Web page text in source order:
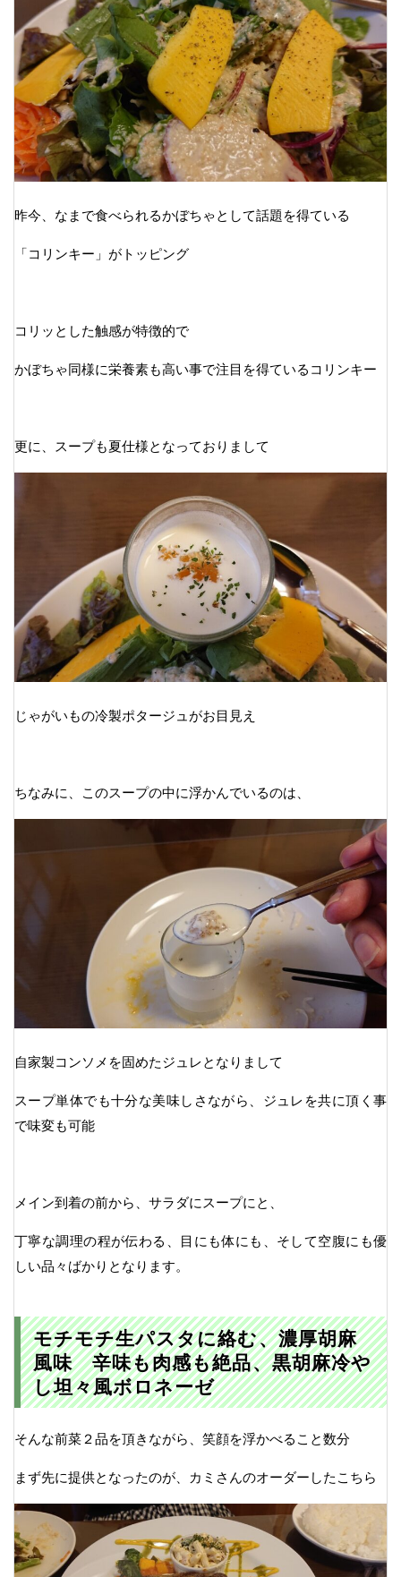
昨今、なまで食べられるかぼちゃとして話題を得ている
「コリンキー」がトッピング
コリッとした触感が特徴的で
かぼちゃ同様に栄養素も高い事で注目を得ているコリンキー
更に、スープも夏仕様となっておりまして
じゃがいもの冷製ポタージュがお目見え
ちなみに、このスープの中に浮かんでいるのは、
自家製コンソメを固めたジュレとなりまして
スープ単体でも十分な美味しさながら、ジュレを共に頂く事
で味変も可能
メイン到着の前から、サラダにスープにと、
丁寧な調理の程が伝わる、目にも体にも、そして空腹にも優
しい品々ばかりとなります。
モチモチ生パスタに絡む、濃厚胡麻
風味 辛味も肉感も絶品、黒胡麻冷や
し坦々風ボロネーゼ
そんな前菜２品を頂きながら、笑顔を浮かべること数分
まず先に提供となったのが、カミさんのオーダーしたこちら